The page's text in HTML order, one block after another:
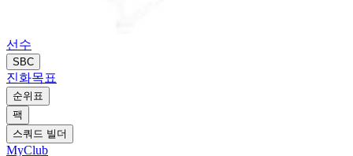
선수
SBC
진화목표
순위표
팩
스쿼드 빌더
MyClub